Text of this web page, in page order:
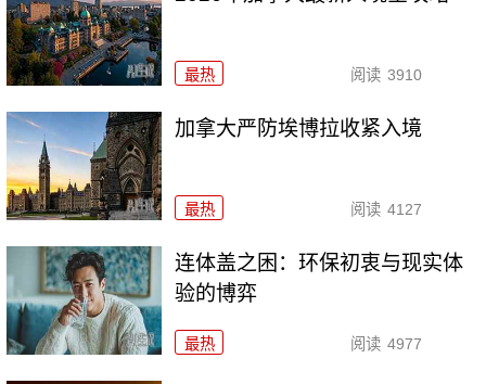
最热 阅读 3910
加拿大严防埃博拉收紧入境
最热 阅读 4127
连体盖之困：环保初衷与现实体
验的博弈
最热 阅读 4977